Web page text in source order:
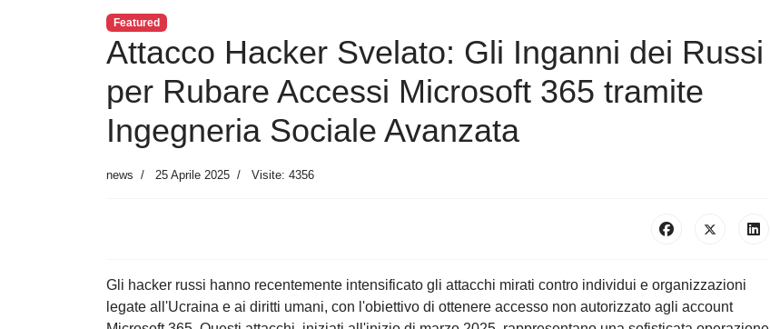
Featured
Attacco Hacker Svelato: Gli Inganni dei Russi
per Rubare Accessi Microsoft 365 tramite
Ingegneria Sociale Avanzata
news 25 Aprile 2025 Visite: 4356
Gli hacker russi hanno recentemente intensificato gli attacchi mirati contro individui e organizzazioni
legate all'Ucraina e ai diritti umani, con l'obiettivo di ottenere accesso non autorizzato agli account